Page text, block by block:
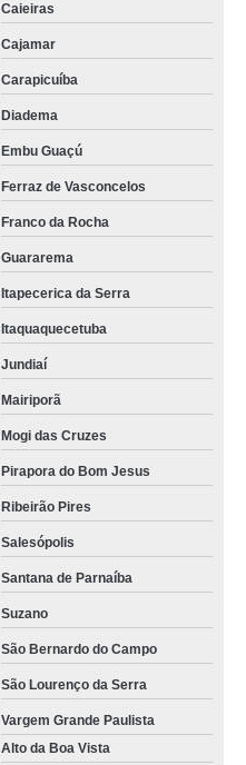
Caieiras
Cajamar
Carapicuíba
Diadema
Embu Guaçú
Ferraz de Vasconcelos
Franco da Rocha
Guararema
Itapecerica da Serra
Itaquaquecetuba
Jundiaí
Mairiporã
Mogi das Cruzes
Pirapora do Bom Jesus
Ribeirão Pires
Salesópolis
Santana de Parnaíba
Suzano
São Bernardo do Campo
São Lourenço da Serra
Vargem Grande Paulista
Alto da Boa Vista